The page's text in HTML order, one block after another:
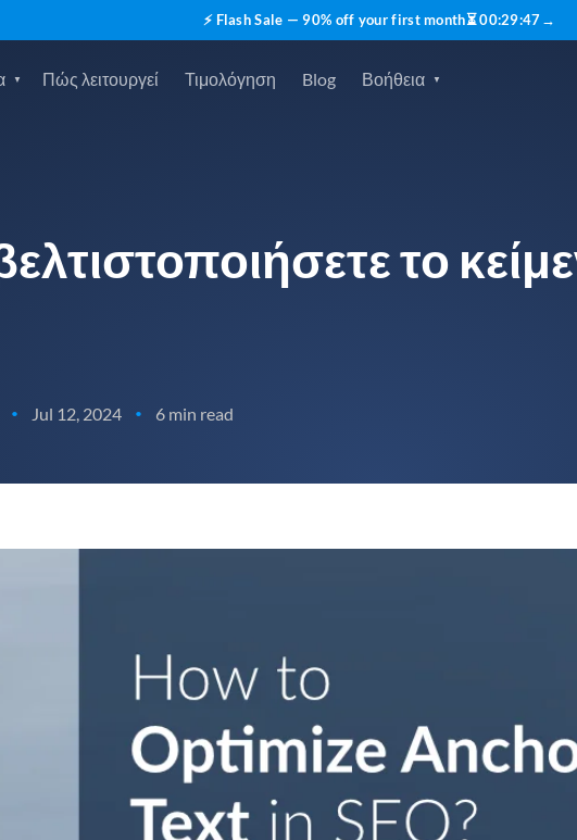
⚡ Flash Sale — 90% off your first month⏳00:29:45→
Πώς λειτουργεί Τιμολόγηση Blog Βοήθεια
το
• Jul 12, 2024 • 6 min read